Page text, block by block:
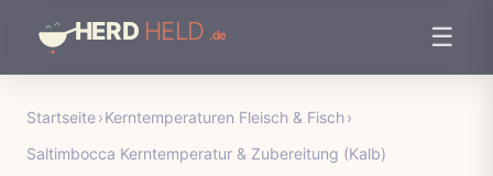
☰
Startseite›Kerntemperaturen Fleisch & Fisch ›
Saltimbocca Kerntemperatur & Zubereitung (Kalb)